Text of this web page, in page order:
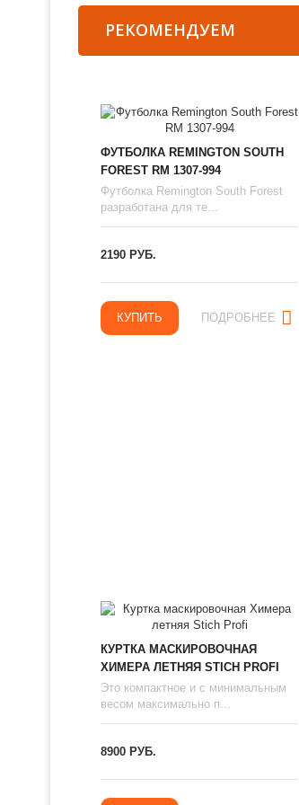
РЕКОМЕНДУЕМ
ФУТБОЛКА REMINGTON SOUTH
FOREST RM 1307-994
Футболка Remington South Forest
разработана для те...
2190 РУБ.
КУПИТЬ ПОДРОБНЕЕ
КУРТКА МАСКИРОВОЧНАЯ
ХИМЕРА ЛЕТНЯЯ STICH PROFI
Это компактное и с минимальным
весом максимально п...
8900 РУБ.